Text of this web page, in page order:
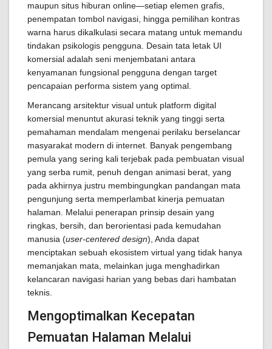
maupun situs hiburan online—setiap elemen grafis,
penempatan tombol navigasi, hingga pemilihan kontras
warna harus dikalkulasi secara matang untuk memandu
tindakan psikologis pengguna. Desain tata letak UI
komersial adalah seni menjembatani antara
kenyamanan fungsional pengguna dengan target
pencapaian performa sistem yang optimal.
Merancang arsitektur visual untuk platform digital
komersial menuntut akurasi teknik yang tinggi serta
pemahaman mendalam mengenai perilaku berselancar
masyarakat modern di internet. Banyak pengembang
pemula yang sering kali terjebak pada pembuatan visual
yang serba rumit, penuh dengan animasi berat, yang
pada akhirnya justru membingungkan pandangan mata
pengunjung serta memperlambat kinerja pemuatan
halaman. Melalui penerapan prinsip desain yang
ringkas, bersih, dan berorientasi pada kemudahan
manusia (user-centered design), Anda dapat
menciptakan sebuah ekosistem virtual yang tidak hanya
memanjakan mata, melainkan juga menghadirkan
kelancaran navigasi harian yang bebas dari hambatan
teknis.
Mengoptimalkan Kecepatan
Pemuatan Halaman Melalui